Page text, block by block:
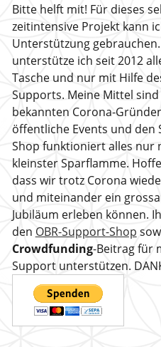
Bitte helft mit! Für dieses
zeitintensive Projekt kann
Unterstützung
unterstütze ich seit 2012
Tasche und nur mit Hilfe
Supports. Meine Mittel
bekannten Corona-
öffentliche Events und den
Shop funktioniert alles nur
kleinster Sparflamme.
dass wir trotz Corona
und miteinander ein
Jubiläum erleben können.
den OBR-Support-Shop
Crowdfunding-Beitrag für
Support unterstützen.